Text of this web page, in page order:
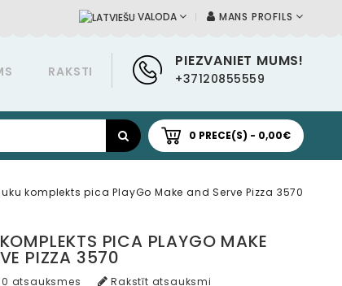
MANS PROFILS
VALODA
PIEZVANIET MUMS!
+37120855559
RAKSTI
0 PRECE(S) - 0,00€
komplekts pica PlayGo Make and Serve Pizza 3570
PICA PLAYGO MAKE
PIZZA 3570
0 atsauksmes Rakstīt atsauksmi